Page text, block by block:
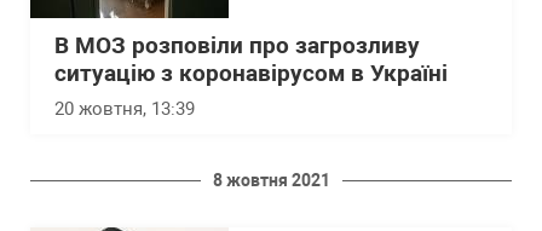
В МОЗ розповіли про загрозливу
ситуацію з коронавірусом в Україні
20 жовтня, 13:39
8 жовтня 2021